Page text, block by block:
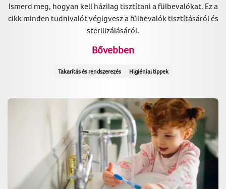
Ismerd meg, hogyan kell házilag tisztítani a fülbevalókat. Ez a
cikk minden tudnivalót végigvesz a fülbevalók tisztításáról és
sterilizálásáról.
Bővebben
Takarítás és rendszerezés Higiéniai tippek